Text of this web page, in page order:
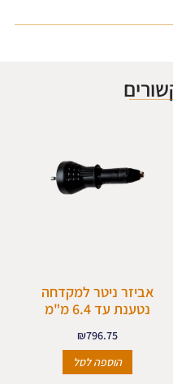
אביזר ניטר למקדחה
נטענת עד 6.4 מ"מ
₪796.75
הוספה לסל